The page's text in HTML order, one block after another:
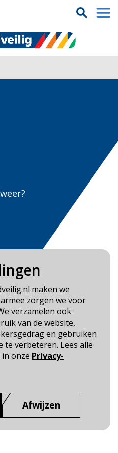
maken we
zorgen we voor
verzamelen ook
van de website,
en gebruiken
te verbeteren. Lees alle
onze Privacy-
Afwijzen